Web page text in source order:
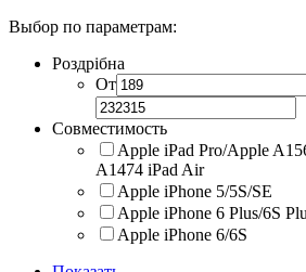
Выбор по параметрам:
Роздрібна
От
Совместимость
Apple iPad Pro/Apple
A1474 iPad Air
Apple iPhone 5/5S/SE
Apple iPhone 6 Plus/6S
Apple iPhone 6/6S